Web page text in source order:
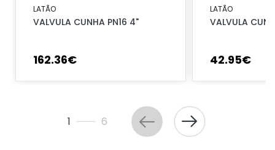
LATÃO
VALVULA CUNHA PN16 4"
162.36€
LATÃO
VALVULA
42.95€
1 6